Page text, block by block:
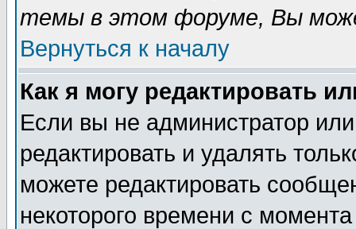
темы в этом форуме, Вы
Вернуться к началу
Как я могу редактировать
Если вы не администратор
редактировать и удалять
можете редактировать
некоторого времени с